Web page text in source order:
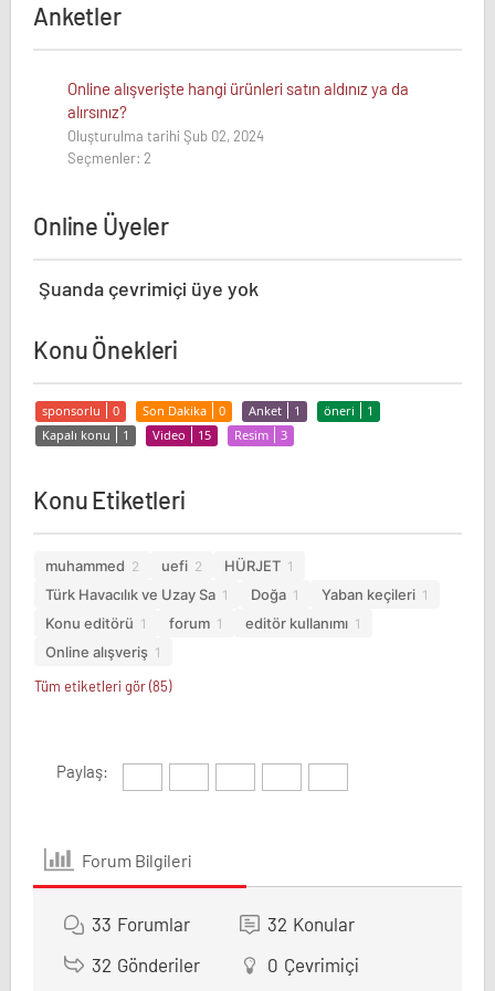
Anketler
Online alışverişte hangi ürünleri satın aldınız ya da
alırsınız?
Oluşturulma tarihi Şub 02, 2024
Seçmenler: 2
Online Üyeler
Şuanda çevrimiçi üye yok
Konu Önekleri
sponsorlu 0 Son Dakika 0 Anket 1 öneri
1
Kapalı konu
1 Video 15 Resim 3
Konu Etiketleri
muhammed 2 uefi 2 HÜRJET 1
Türk Havacılık ve Uzay Sa 1 Doğa 1 Yaban keçileri 1
Konu editörü 1 forum 1 editör kullanımı 1
Online alışveriş 1
Tüm etiketleri gör (85)
Paylaş:
Forum Bilgileri
33 Forumlar 32 Konular
32 Gönderiler 0 Çevrimiçi